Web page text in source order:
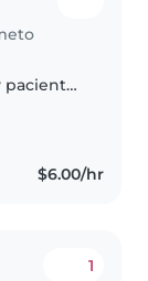
paciente,
lo
$6.00/hr
1